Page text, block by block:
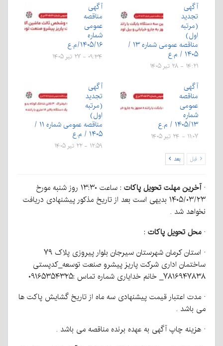
آگهی
تجدید
(مرتبه
اول)
مناقصه عمومی شماره ۱۳ /
۱۴۰۵ / م.ع
۱۴:۲۱ - ۲۸ تیر ۱۴۰۵
آگهی
مناقصه
عمومی
شماره
۱۴۰۵/۱۶/م.ع
۰۹:۳۴ - ۲۷ تیر ۱۴۰۵
آگهی
مناقصه
عمومی
شماره
۱۴۰۵/۱۳ / م.ع
۱۱:۰۷ - ۲۴ تیر ۱۴۰۵
آگهی
تجدید
(مرتبه
اول)
مناقصه عمومی شماره ۱۱ /
۱۴۰۵ / م.ع
۱۲:۵۹ - ۲۲ تیر ۱۴۰۵
قبل بعد
·آخرین مهلت تحویل پاکات
: ساعت ۱۳:۳۰ روز شنبه مورخ
۱۴۰۵/۰۳/۲۳ بدیهی است بعد از تاریخ مذکور پیشنهادی دریافت
نخواهد شد .
·محل تحویل پاکات :
· استان کرمان شهرستان سیرجان بلوار پیروزی پلاک ۷۹
ساختمان اداری شرکت پاریز پیشرو صنعت توسعه_کدپستی
۷۸۱۶۹۴۷۸۳۸_ خانم خدایاری شماره تماس :۰۹۱۶۵۳۵۴۳۲۵
· مدت اعتبار قیمت پیشنهادی سه ماه از تاریخ گشایش پاکت ها
می باشد .
· هزینه چاپ آگهی به عهده برنده مناقصه می باشد .